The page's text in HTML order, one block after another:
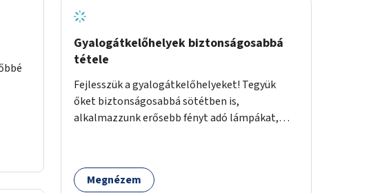
Gyalogátkelőhelyek biztonságosabbá
tétele
Fejlesszük a gyalogátkelőhelyeket! Tegyük
őket biztonságosabbá sötétben is,
alkalmazzunk erősebb fényt adó lámpákat,
számára.
Megnézem